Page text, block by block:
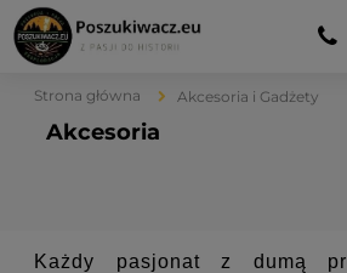
Strona główna Akcesoria i Gadżety
Akcesoria
Każdy pasjonat z dumą